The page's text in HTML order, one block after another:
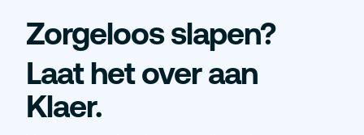
Zorgeloos slapen?
Laat het over aan
Klaer.